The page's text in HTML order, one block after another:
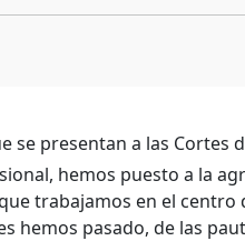
presentan a las Cortes
hemos puesto a la
trabajamos en el centro
hemos pasado, de las